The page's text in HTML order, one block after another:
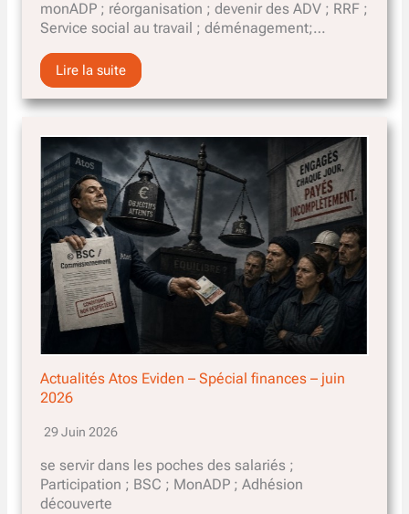
monADP ; réorganisation ; devenir des ADV ; RRF ;
Service social au travail ; déménagement;…
Lire la suite
Actualités Atos Eviden – Spécial finances – juin
2026
29 Juin 2026
se servir dans les poches des salariés ;
Participation ; BSC ; MonADP ; Adhésion
découverte